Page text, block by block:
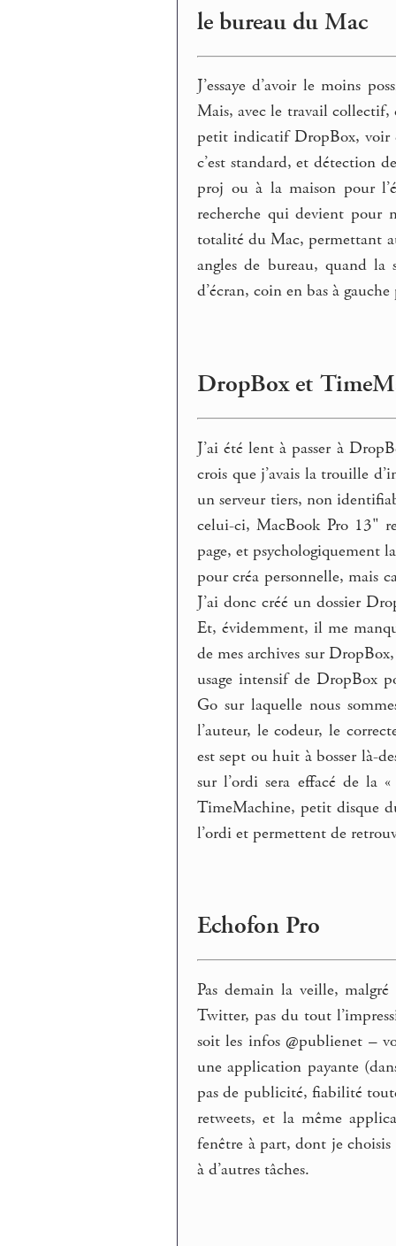
le bureau du Mac
J’essaye d’avoir le moins
Mais, avec le travail collectif,
petit indicatif DropBox, voir
c’est standard, et détection
proj ou à la maison pour
recherche qui devient pour
totalité du Mac, permettant
angles de bureau, quand la
d’écran, coin en bas à
DropBox et
J’ai été lent à passer à
crois que j’avais la trouille
un serveur tiers, non
celui-ci, MacBook Pro 13"
page, et psychologiquement
pour créa personnelle, mais
J’ai donc créé un dossier
Et, évidemment, il me
de mes archives sur
usage intensif de DropBox
Go sur laquelle nous
l’auteur, le codeur, le
est sept ou huit à bosser là-
sur l’ordi sera effacé de la
TimeMachine, petit disque
l’ordi et permettent de
Echofon Pro
Pas demain la veille, malgré
Twitter, pas du tout
soit les infos @publienet –
une application payante
pas de publicité, fiabilité
retweets, et la même
fenêtre à part, dont je choisis
à d’autres tâches.